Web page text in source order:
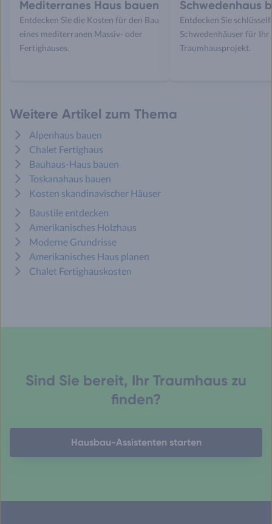
Mediterranes Haus bauen
Entdecken Sie die Kosten für den Bau
eines mediterranen Massiv- oder
Fertighauses.
Schwedenhaus
Entdecken Sie
Schwedenhäuser für Ihr
Traumhausprojekt.
Weitere Artikel zum Thema
Alpenhaus bauen
Chalet Fertighaus
Bauhaus-Haus bauen
Toskanahaus bauen
Kosten skandinavischer Häuser
Baustile entdecken
Amerikanisches Holzhaus
Moderne Grundrisse
Amerikanisches Haus planen
Chalet Fertighauskosten
Sind Sie bereit, Ihr Traumhaus zu
finden?
Hausbau-Assistenten starten